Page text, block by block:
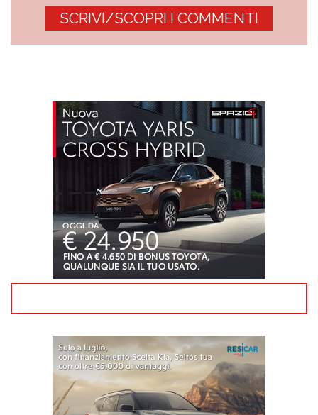
SCRIVI/SCOPRI I COMMENTI